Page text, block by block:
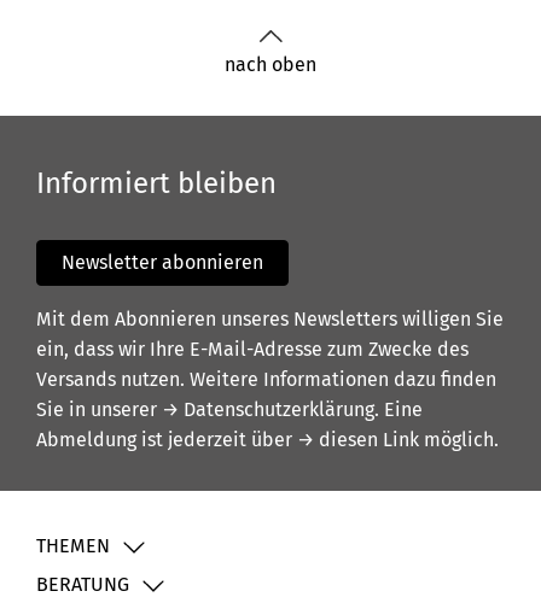
nach oben
Informiert bleiben
Newsletter abonnieren
Mit dem Abonnieren unseres Newsletters willigen Sie
ein, dass wir Ihre E-Mail-Adresse zum Zwecke des
Versands nutzen. Weitere Informationen dazu finden
Sie in unserer → Datenschutzerklärung. Eine
Abmeldung ist jederzeit über → diesen Link möglich.
THEMEN
BERATUNG